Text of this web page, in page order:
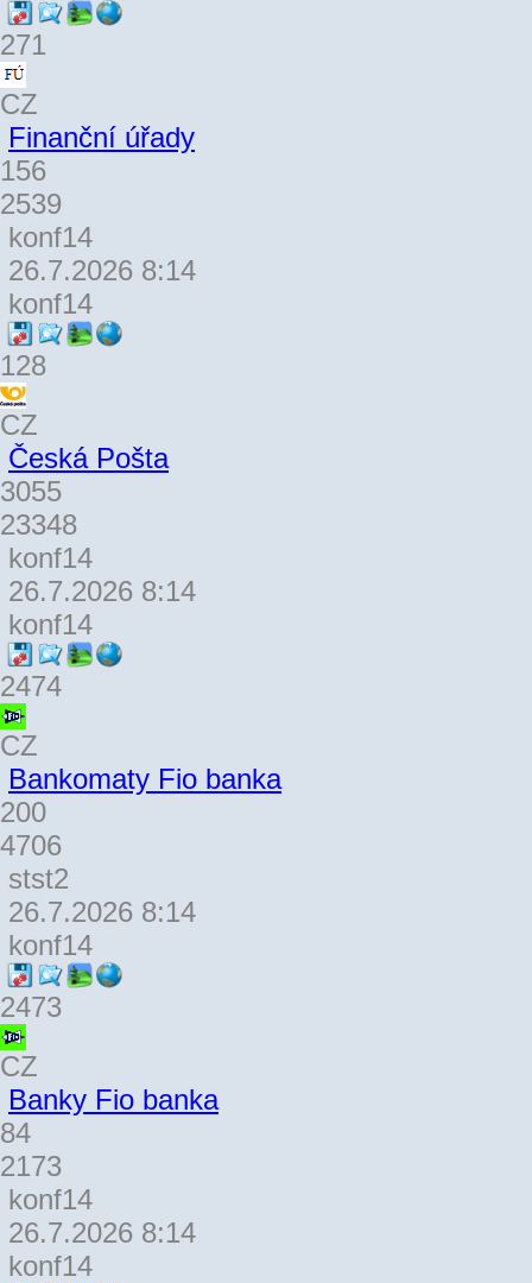
271
CZ
Finanční úřady
156
2539
konf14
26.7.2026 8:14
konf14
128
CZ
Česká Pošta
3055
23348
konf14
26.7.2026 8:14
konf14
2474
CZ
Bankomaty Fio banka
200
4706
stst2
26.7.2026 8:14
konf14
2473
CZ
Banky Fio banka
84
2173
konf14
26.7.2026 8:14
konf14